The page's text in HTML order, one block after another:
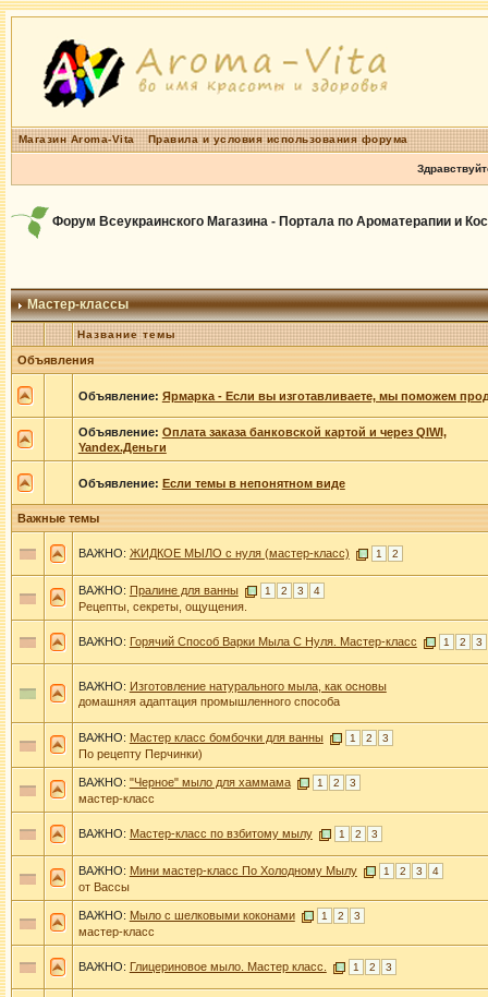
Магазин Aroma-Vita Правила и условия использования форума
Форум Всеукраинского Магазина - Портала по Ароматерапии и
Мастер-классы
Название темы
Объявления
Объявление: Ярмарка - Если вы изготавливаете, мы поможем
Объявление: Оплата заказа банковской картой и через QIWI,
Yandex.Деньги
Объявление: Если темы в непонятном виде
Важные темы
ВАЖНО: ЖИДКОЕ МЫЛО с нуля (мастер-класс) 1 2
ВАЖНО: Пралине для ванны 1 2 3 4
Рецепты, секреты, ощущения.
ВАЖНО: Горячий Способ Варки Мыла С Нуля. Мастер-класс 1 2 3
ВАЖНО: Изготовление натурального мыла, как основы
домашняя адаптация промышленного способа
ВАЖНО: Мастер класс бомбочки для ванны 1 2 3
По рецепту Перчинки)
ВАЖНО: "Черное" мыло для хаммама 1 2 3
мастер-класс
ВАЖНО: Мастер-класс по взбитому мылу 1 2 3
ВАЖНО: Мини мастер-класс По Холодному Мылу 1 2 3 4
от Вассы
ВАЖНО: Мыло с шелковыми коконами 1 2 3
мастер-класс
ВАЖНО: Глицериновое мыло. Мастер класс. 1 2 3